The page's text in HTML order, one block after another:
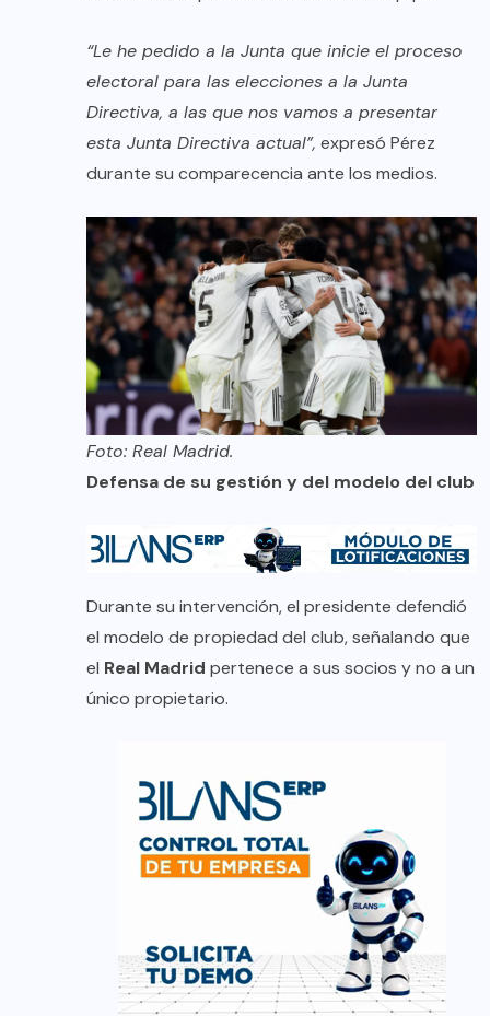
“Le he pedido a la Junta que inicie el proceso
electoral para las elecciones a la Junta
Directiva, a las que nos vamos a presentar
esta Junta Directiva actual”, expresó Pérez
durante su comparecencia ante los medios.
Foto: Real Madrid.
Defensa de su gestión y del modelo del club
Durante su intervención, el presidente defendió
el modelo de propiedad del club, señalando que
el Real Madrid pertenece a sus socios y no a un
único propietario.